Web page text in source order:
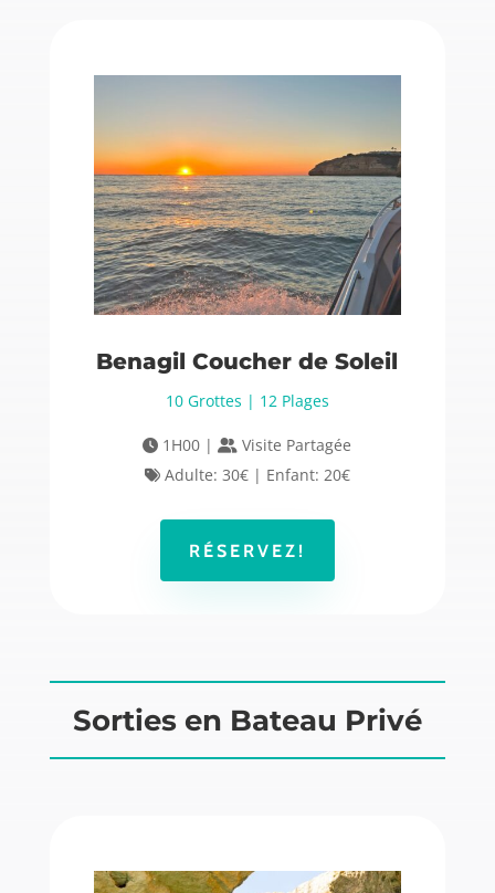
Benagil Coucher de Soleil
10 Grottes | 12 Plages
1H00 |
Visite Partagée
Adulte: 30€ | Enfant: 20€
RÉSERVEZ!
Sorties en Bateau Privé